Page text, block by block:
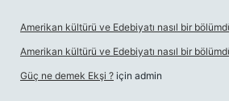
Amerikan kültürü ve Edebiyatı nasıl bir
Amerikan kültürü ve Edebiyatı nasıl bir
Güç ne demek Ekşi ? için admin